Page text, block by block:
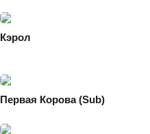
Кэрол
Первая Корова (Sub)